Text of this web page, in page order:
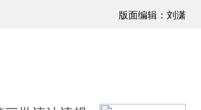
版面编辑：刘潇